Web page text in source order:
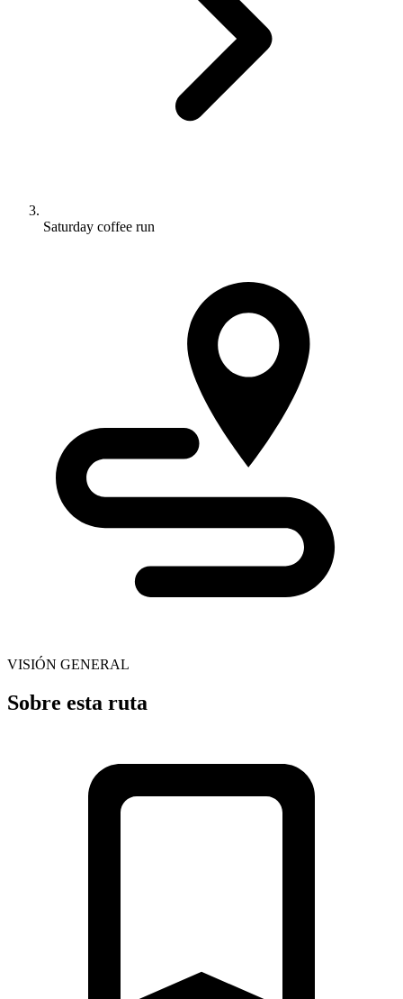
Saturday coffee run
VISIÓN GENERAL
Sobre esta ruta